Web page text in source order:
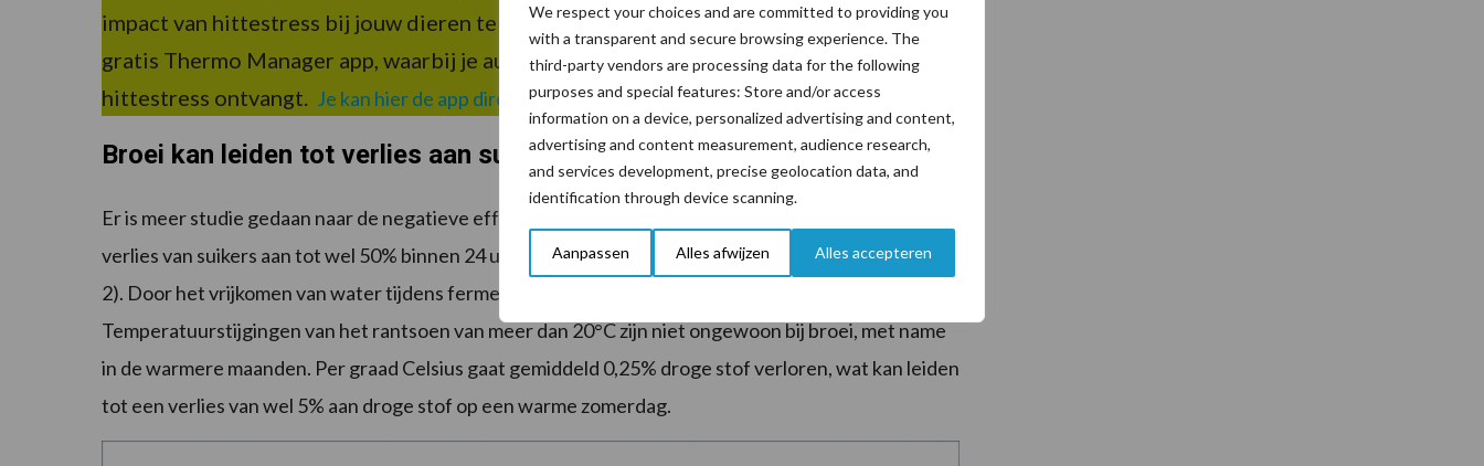
We respect your choices and are committed to providing you
with a transparent and secure browsing experience. The
third-party vendors are processing data for the following
purposes and special features: Store and/or access
information on a device, personalized advertising and content,
advertising and content measurement, audience research,
and services development, precise geolocation data, and
identification through device scanning.
Aanpassen Alles afwijzen Alles accepteren
impact van hittestress bij jouw dieren te voorkomen. Wees voorbereid en download de
gratis Thermo Manager app, waarbij je automatisch meldingen en adviezen bij
hittestress ontvangt. Je kan hier de app direct downloaden!
Broei kan leiden tot verlies aan suikers en droge stof
Er is meer studie gedaan naar de negatieve effecten van broei. Eerder onderzoek toonde een
verlies van suikers aan tot wel 50% binnen 24 uur wanneer het rantsoen niet behandeld was (figuur
2). Door het vrijkomen van water tijdens fermentatie daalde ook het droge stof percentage.
Temperatuurstijgingen van het rantsoen van meer dan 20°C zijn niet ongewoon bij broei, met name
in de warmere maanden. Per graad Celsius gaat gemiddeld 0,25% droge stof verloren, wat kan leiden
tot een verlies van wel 5% aan droge stof op een warme zomerdag.